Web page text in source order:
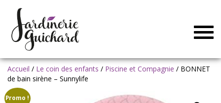
Accueil / Le coin des enfants / Piscine et Compagnie / BONNET
de bain sirène – Sunnylife
Promo !